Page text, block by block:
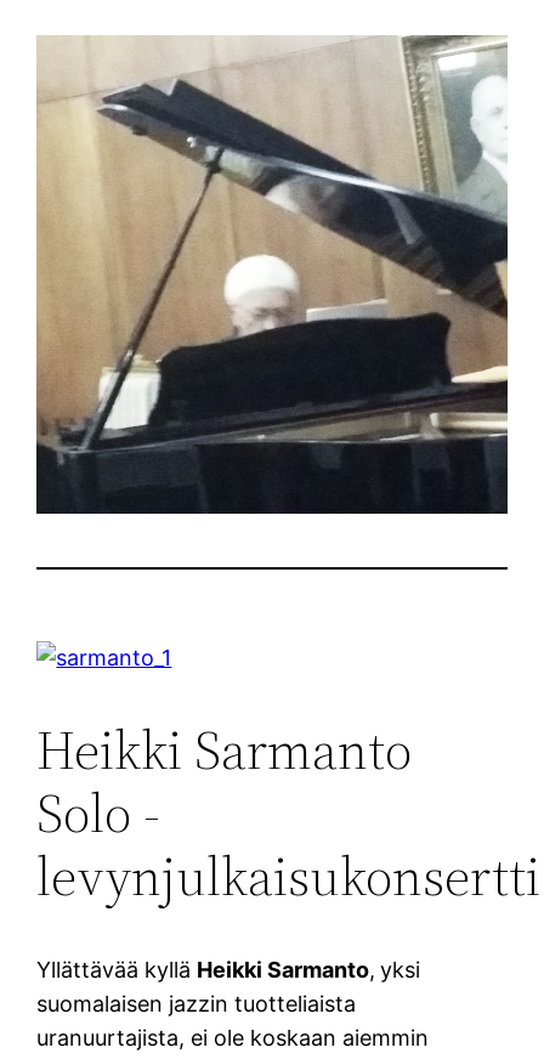
Heikki Sarmanto
Solo -
levynjulkaisukonsertti
Yllättävää kyllä Heikki Sarmanto, yksi
suomalaisen jazzin tuotteliaista
uranuurtajista, ei ole koskaan aiemmin